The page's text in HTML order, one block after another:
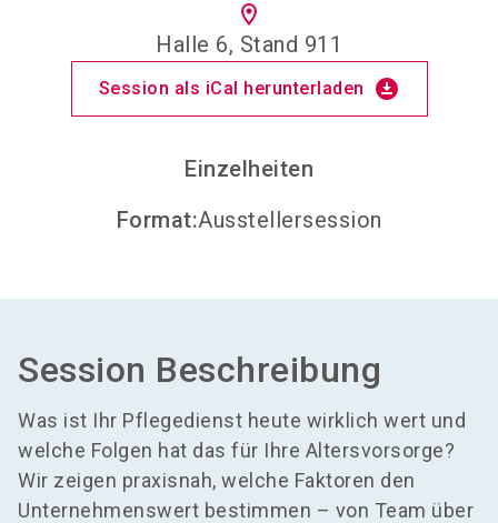
location_on
Halle 6, Stand 911
Session als iCal herunterladen download_for_offline
Einzelheiten
Format:Ausstellersession
Session Beschreibung
Was ist Ihr Pflegedienst heute wirklich wert und
welche Folgen hat das für Ihre Altersvorsorge?
Wir zeigen praxisnah, welche Faktoren den
Unternehmenswert bestimmen – von Team über